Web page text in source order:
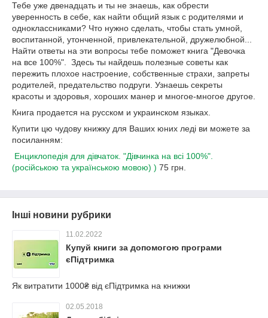
Тебе уже двенадцать и ты не знаешь, как обрести
уверенность в себе, как найти общий язык с родителями и
одноклассниками? Что нужно сделать, чтобы стать умной,
воспитанной, утонченной, привлекательной, дружелюбной...
Найти ответы на эти вопросы тебе поможет книга "Девочка
на все 100%". Здесь ты найдешь полезные советы как
пережить плохое настроение, собственные страхи, запреты
родителей, предательство подруги. Узнаешь секреты
красоты и здоровья, хороших манер и многое-многое другое.
Книга продается на русском и украинском языках.
Купити цю чудову книжку для Ваших юних леді ви можете за
посиланням:
Енциклопедія для дівчаток. "Дівчинка на всі 100%".
(російською та українською мовою) ) 75 грн.
Інші новини рубрики
11.02.2022
Купуй книги за допомогою програми
єПідтримка
Як витратити 1000₴ від єПідтримка на книжки
02.05.2018